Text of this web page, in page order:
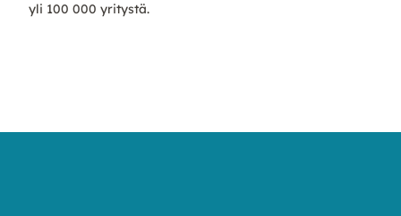
yli 100 000 yritystä.